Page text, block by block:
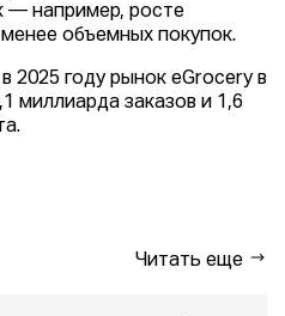
— например, росте
объемных покупок.
2025 году рынок eGrocery в
миллиарда заказов и 1,6
Читать еще